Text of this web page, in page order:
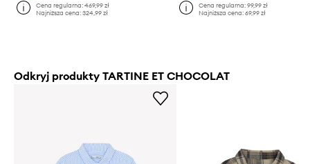
Cena regularna:469,99 zł
Najniższa cena:324,99 zł
Cena regularna: 99,99 zł
Najniższa cena: 69,99 zł
Odkryj produkty TARTINE ET CHOCOLAT